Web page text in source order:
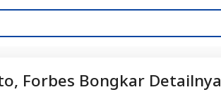
Forbes Bongkar Detailnya